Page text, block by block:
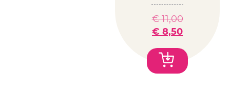
€11,00
€ 8,50